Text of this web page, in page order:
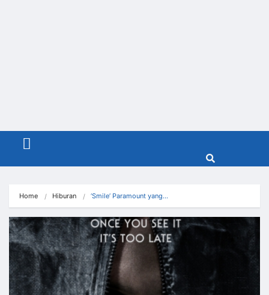
Menu
Home Hiburan ‘Smile’ Paramount yang…